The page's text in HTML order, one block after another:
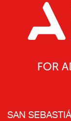
SAN